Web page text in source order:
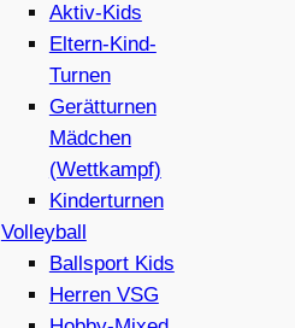
Aktiv-Kids
Eltern-Kind-
Turnen
Gerätturnen
Mädchen
(Wettkampf)
Kinderturnen
Volleyball
Ballsport Kids
Herren VSG